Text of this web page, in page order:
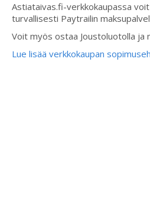
Astiataivas.fi-verkkokaupassa
turvallisesti Paytrailin
Voit myös ostaa Joustoluotolla ja
Lue lisää verkkokaupan